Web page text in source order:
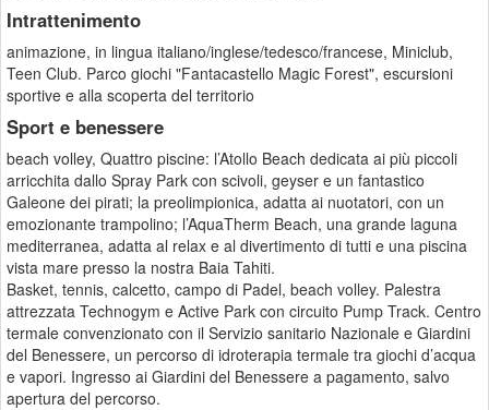
Intrattenimento
animazione, in lingua italiano/inglese/tedesco/francese, Miniclub,
Teen Club. Parco giochi "Fantacastello Magic Forest", escursioni
sportive e alla scoperta del territorio
Sport e benessere
beach volley, Quattro piscine: l’Atollo Beach dedicata ai più piccoli
arricchita dallo Spray Park con scivoli, geyser e un fantastico
Galeone dei pirati; la preolimpionica, adatta ai nuotatori, con un
emozionante trampolino; l’AquaTherm Beach, una grande laguna
mediterranea, adatta al relax e al divertimento di tutti e una piscina
vista mare presso la nostra Baia Tahiti.
Basket, tennis, calcetto, campo di Padel, beach volley. Palestra
attrezzata Technogym e Active Park con circuito Pump Track. Centro
termale convenzionato con il Servizio sanitario Nazionale e Giardini
del Benessere, un percorso di idroterapia termale tra giochi d’acqua
e vapori. Ingresso ai Giardini del Benessere a pagamento, salvo
apertura del percorso.